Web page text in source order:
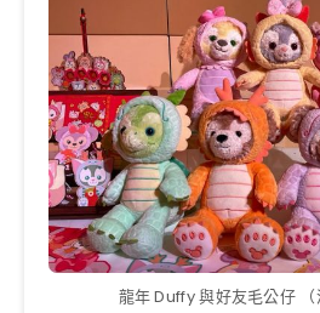
龍年 Duffy 與好友毛公仔 （